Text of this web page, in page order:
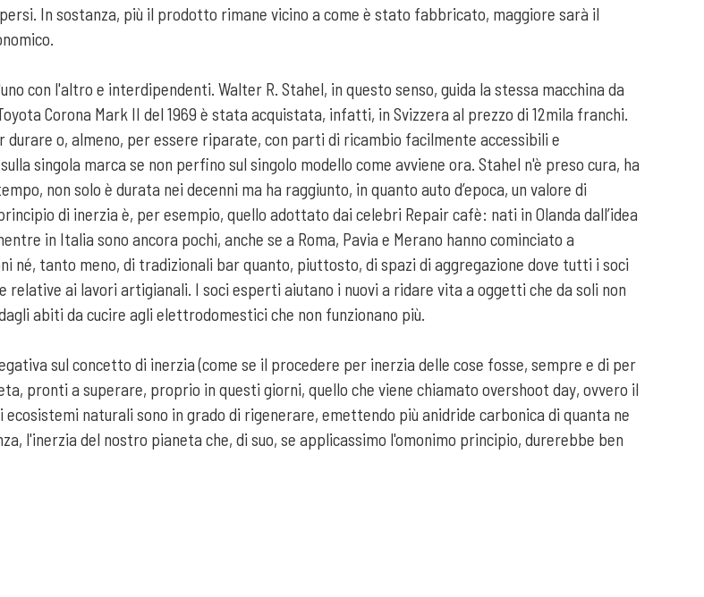
In sostanza, più il prodotto rimane vicino a come è stato fabbricato, maggiore sarà il
con l'altro e interdipendenti. Walter R. Stahel, in questo senso, guida la stessa macchina da
Corona Mark II del 1969 è stata acquistata, infatti, in Svizzera al prezzo di 12mila franchi.
o, almeno, per essere riparate, con parti di ricambio facilmente accessibili e
singola marca se non perfino sul singolo modello come avviene ora. Stahel n'è preso cura, ha
non solo è durata nei decenni ma ha raggiunto, in quanto auto d’epoca, un valore di
di inerzia è, per esempio, quello adottato dai celebri Repair cafè: nati in Olanda dall’idea
in Italia sono ancora pochi, anche se a Roma, Pavia e Merano hanno cominciato a
tanto meno, di tradizionali bar quanto, piuttosto, di spazi di aggregazione dove tutti i soci
ai lavori artigianali. I soci esperti aiutano i nuovi a ridare vita a oggetti che da soli non
abiti da cucire agli elettrodomestici che non funzionano più.
sul concetto di inerzia (come se il procedere per inerzia delle cose fosse, sempre e di per
pronti a superare, proprio in questi giorni, quello che viene chiamato overshoot day, ovvero il
naturali sono in grado di rigenerare, emettendo più anidride carbonica di quanta ne
l'inerzia del nostro pianeta che, di suo, se applicassimo l'omonimo principio, durerebbe ben